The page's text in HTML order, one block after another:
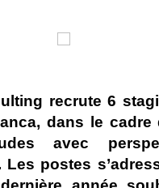
recrute 6
dans le cadre
avec
Les postes